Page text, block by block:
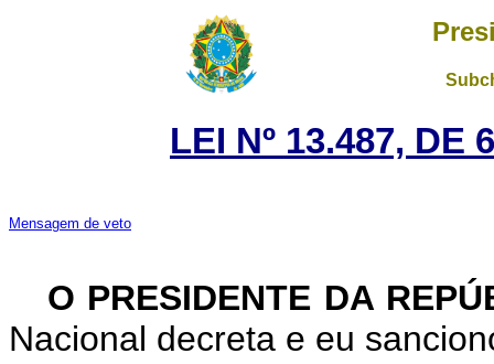
LEI Nº 13.487, DE
Mensagem de veto
O PRESIDENTE DA
Nacional decreta e eu